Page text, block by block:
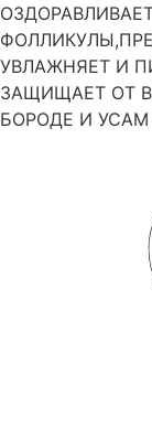
УВЛАЖНЯЕТ И
ЗАЩИЩАЕТ ОТ
БОРОДЕ И УСАМ